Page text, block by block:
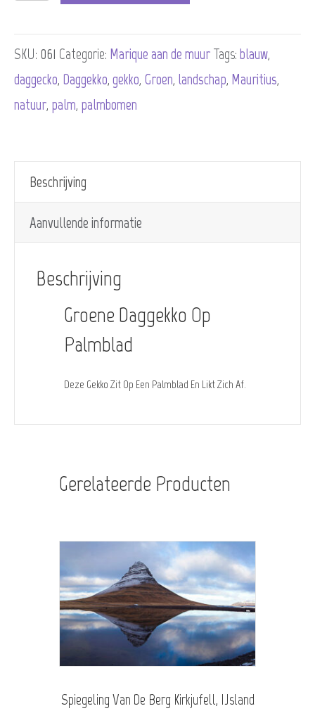
op
palmblad
aantal
SKU: 061 Categorie: Marique aan de muur Tags: blauw,
daggecko, Daggekko, gekko, Groen, landschap, Mauritius,
natuur, palm, palmbomen
Beschrijving
Aanvullende informatie
Beschrijving
Groene Daggekko Op
Palmblad
Deze Gekko Zit Op Een Palmblad En Likt Zich Af.
Gerelateerde Producten
Spiegeling Van De Berg Kirkjufell, IJsland